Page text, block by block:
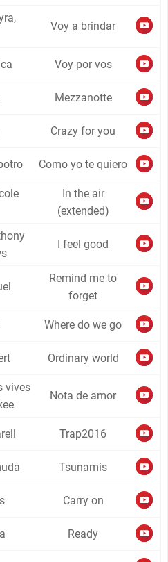
Voy a brindar
Voy por vos
Mezzanotte
Crazy for you
Como yo te quiero
In the air
(extended)
I feel good
Remind me to
forget
Where do we go
Ordinary world
vives
Nota de amor
Trap2016
Tsunamis
Carry on
Ready